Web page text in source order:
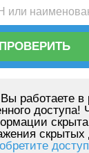
ПРОВЕРИТЬ
Вы работаете
доступа!
скрытых
доступ